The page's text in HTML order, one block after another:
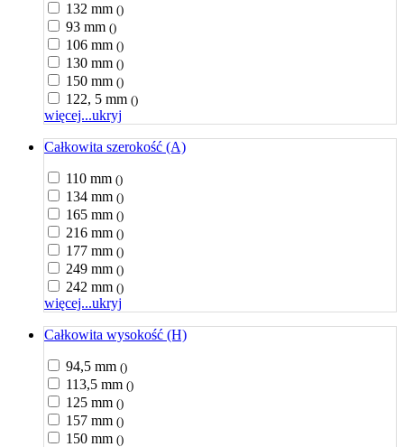
132 mm ()
93 mm ()
106 mm ()
130 mm ()
150 mm ()
122, 5 mm ()
więcej...ukryj
Całkowita szerokość (A)
110 mm ()
134 mm ()
165 mm ()
216 mm ()
177 mm ()
249 mm ()
242 mm ()
więcej...ukryj
Całkowita wysokość (H)
94,5 mm ()
113,5 mm ()
125 mm ()
157 mm ()
150 mm ()